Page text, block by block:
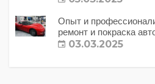
Опыт и
ремонт и покраска
03.03.2025